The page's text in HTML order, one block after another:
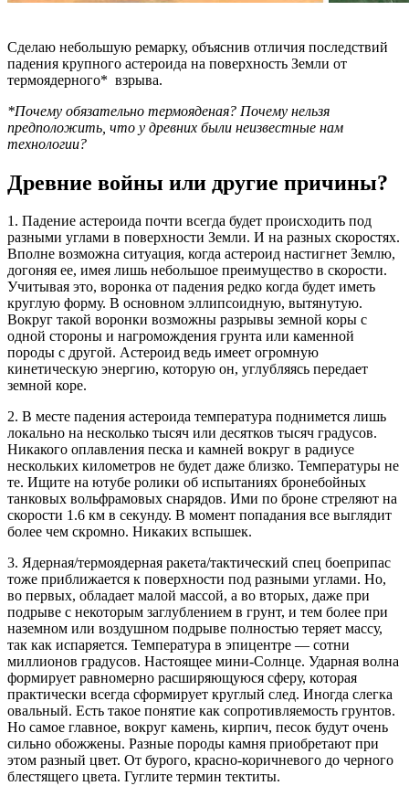
Сделаю небольшую ремарку, объяснив отличия последствий
падения крупного астероида на поверхность Земли от
термоядерного* взрыва.
*Почему обязательно термояденая? Почему нельзя
предположить, что у древних были неизвестные нам
технологии?
Древние войны или другие причины?
1. Падение астероида почти всегда будет происходить под
разными углами в поверхности Земли. И на разных скоростях.
Вполне возможна ситуация, когда астероид настигнет Землю,
догоняя ее, имея лишь небольшое преимущество в скорости.
Учитывая это, воронка от падения редко когда будет иметь
круглую форму. В основном эллипсоидную, вытянутую.
Вокруг такой воронки возможны разрывы земной коры с
одной стороны и нагромождения грунта или каменной
породы с другой. Астероид ведь имеет огромную
кинетическую энергию, которую он, углубляясь передает
земной коре.
2. В месте падения астероида температура поднимется лишь
локально на несколько тысяч или десятков тысяч градусов.
Никакого оплавления песка и камней вокруг в радиусе
нескольких километров не будет даже близко. Температуры не
те. Ищите на ютубе ролики об испытаниях бронебойных
танковых вольфрамовых снарядов. Ими по броне стреляют на
скорости 1.6 км в секунду. В момент попадания все выглядит
более чем скромно. Никаких вспышек.
3. Ядерная/термоядерная ракета/тактический спец боеприпас
тоже приближается к поверхности под разными углами. Но,
во первых, обладает малой массой, а во вторых, даже при
подрыве с некоторым заглублением в грунт, и тем более при
наземном или воздушном подрыве полностью теряет массу,
так как испаряется. Температура в эпицентре — сотни
миллионов градусов. Настоящее мини-Солнце. Ударная волна
формирует равномерно расширяющуюся сферу, которая
практически всегда сформирует круглый след. Иногда слегка
овальный. Есть такое понятие как сопротивляемость грунтов.
Но самое главное, вокруг камень, кирпич, песок будут очень
сильно обожжены. Разные породы камня приобретают при
этом разный цвет. От бурого, красно-коричневого до черного
блестящего цвета. Гуглите термин тектиты.